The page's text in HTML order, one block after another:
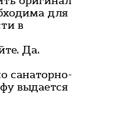
для
в
Да.
санаторно-
выдается